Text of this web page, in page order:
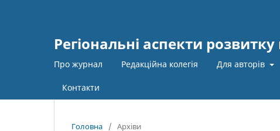
Регіональні аспекти
Про журнал Редакційна колегія Для авторів
Контакти
Головна / Архіви